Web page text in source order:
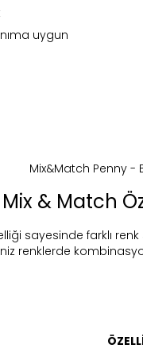
uygun
Mix & Match
sayesinde farklı
renklerde